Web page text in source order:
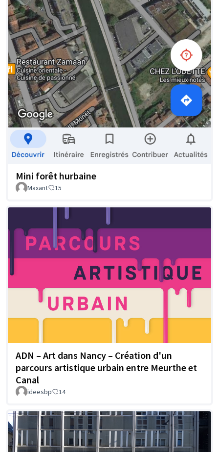
Mini forêt hurbaine
Maxant 15
ADN – Art dans Nancy – Création d'un
parcours artistique urbain entre Meurthe et
Canal
ideesbp 14